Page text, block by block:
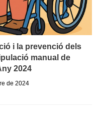
i la prevenció dels
manual de
2024
de 2024